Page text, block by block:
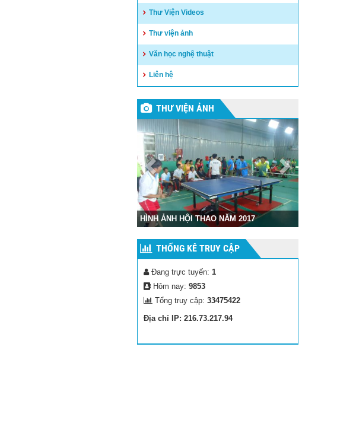
Thư Viện Videos
Thư viện ảnh
Văn học nghệ thuật
Liên hệ
THƯ VIỆN ẢNH
HÌNH ẢNH HỘI THAO NĂM 2017
THỐNG KÊ TRUY CẬP
Đang trực tuyến: 1
Hôm nay: 9853
Tổng truy cập: 33475422
Địa chỉ IP: 216.73.217.94